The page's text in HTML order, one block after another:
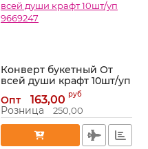
Конверт букетный От
всей души крафт 10шт/уп
Артикул: 9669247
Опт 163,00 руб
Розница 250,00